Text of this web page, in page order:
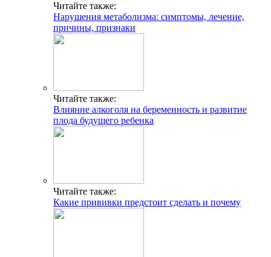
Читайте также:
Нарушения метаболизма: симптомы, лечение,
причины, признаки
Читайте также:
Влияние алкоголя на беременность и развитие
плода будущего ребенка
Читайте также:
Какие прививки предстоит сделать и почему